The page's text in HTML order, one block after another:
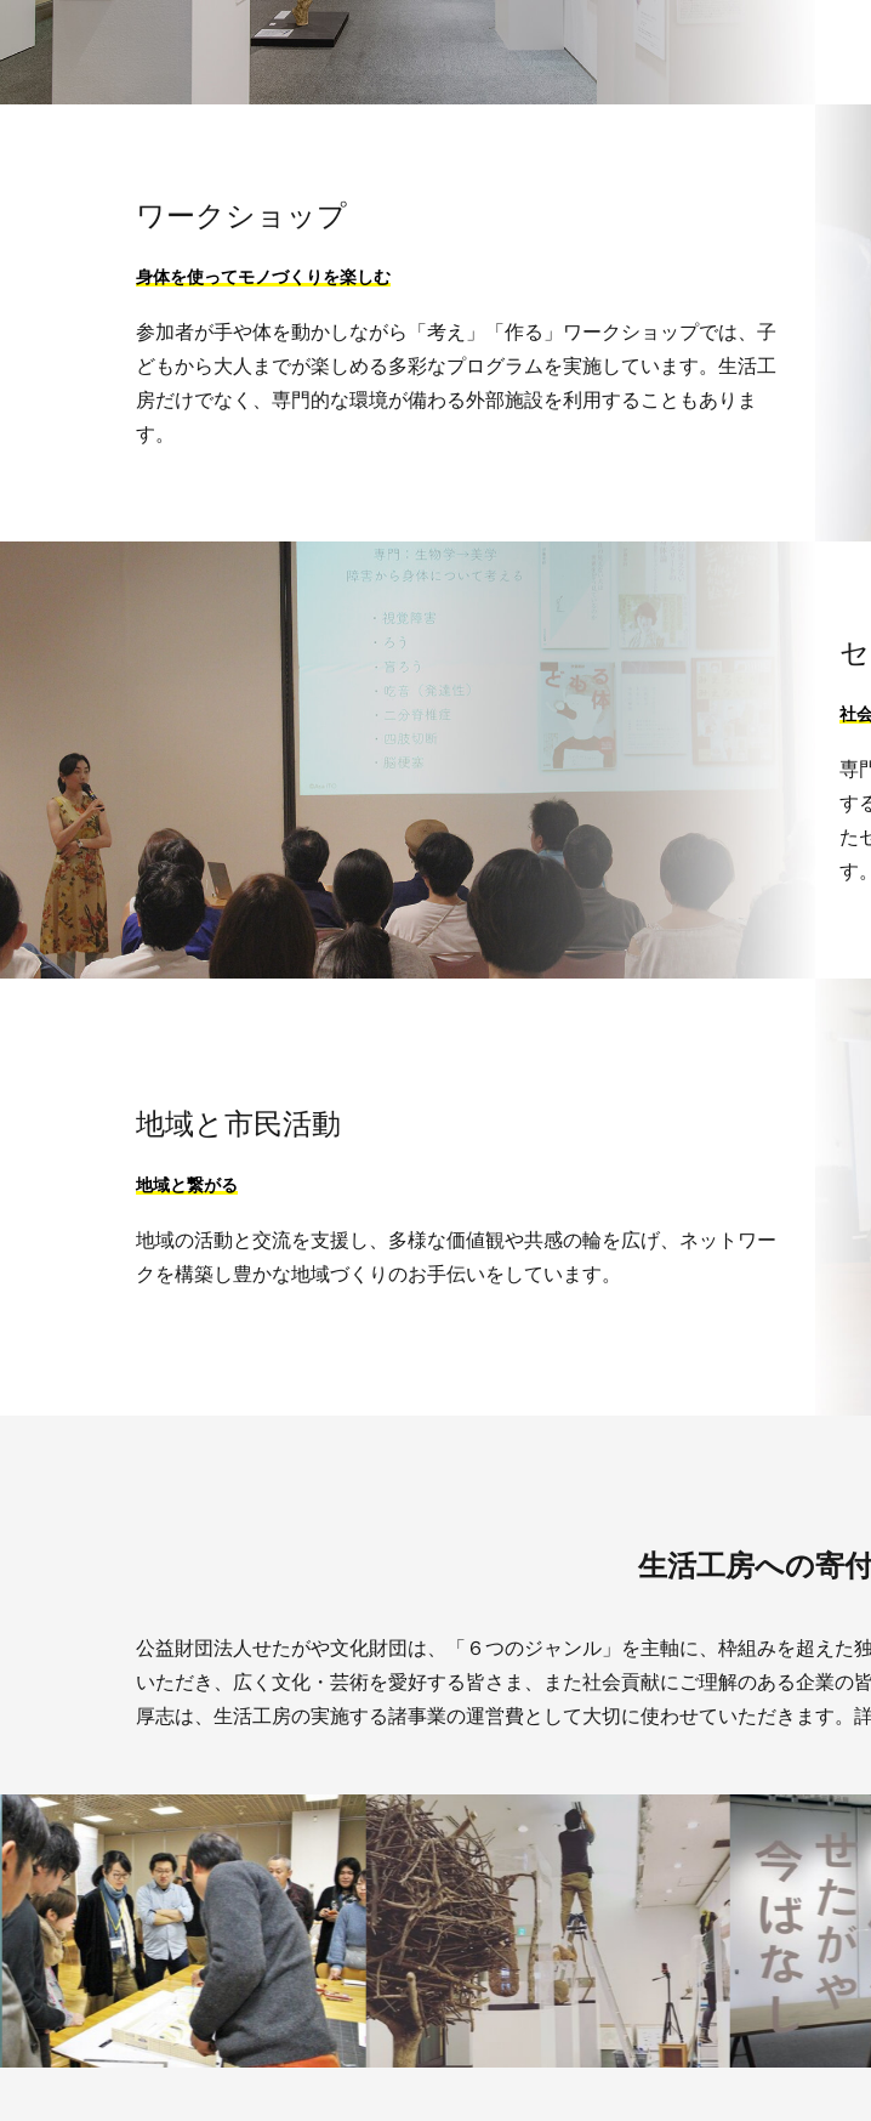
ワークショップ
身体を使ってモノづくりを楽しむ
参加者が手や体を動かしながら「考え」「作る」ワークショップでは、子
どもから大人までが楽しめる多彩なプログラムを実施しています。生活工
房だけでなく、専門的な環境が備わる外部施設を利用することもありま
す。
社
専
す
た
す。
地域と市民活動
地域と繋がる
地域の活動と交流を支援し、多様な価値観や共感の輪を広げ、ネットワー
クを構築し豊かな地域づくりのお手伝いをしています。
生活工房への寄
公益財団法人せたがや文化財団は、「６つのジャンル」を主軸に、枠組みを超え
いただき、広く文化・芸術を愛好する皆さま、また社会貢献にご理解のある企業
厚志は、生活工房の実施する諸事業の運営費として大切に使わせていただきます。